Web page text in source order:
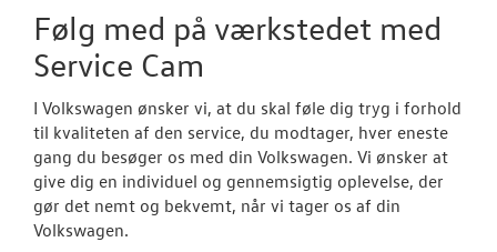
BRUGTE BILER
Hjulskifte
Koncepter og
Følg med på værkstedet med
Service Cam
I Volkswagen ønsker vi, at du skal føle dig tryg i forhold
til kvaliteten af den service, du modtager, hver eneste
gang du besøger os med din Volkswagen. Vi ønsker at
give dig en individuel og gennemsigtig oplevelse, der
gør det nemt og bekvemt, når vi tager os af din
Volkswagen.